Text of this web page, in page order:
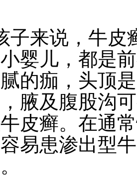
子来说，牛皮
婴儿，都是
的痂，头顶
腋及腹股沟
皮癣。在通
易患渗出型